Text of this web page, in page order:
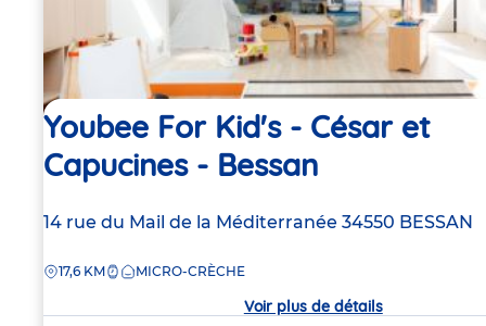
Youbee For Kid's - César et
Capucines - Bessan
Adresse
la
14 rue du Mail de la Méditerranée 34550 BESSAN
DISTANCE
17,6 KM MICRO-CRÈCHE
Voir plus de détails